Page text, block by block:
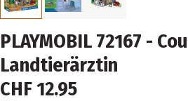
PLAYMOBIL 72167 -
Landtierärztin
CHF 12.95